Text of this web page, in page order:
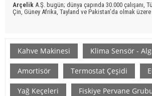
Arçelik A.Ş. bugün; dünya çapında 30.000 çalışanı,
Çin, Güney Afrika, Tayland ve Pakistan’da olmak
tesisi, 32 ülkede 34 satış ve pazarlama ofisi ve 11
Endüstri sektörüne tasarlayan ve üreten lider markalar
Online Yedek Parça
ile uygun ve kaliteli Arçelik
parça ürünlere ulaşabilirsiniz.
Kahve Makinesi Klima Sensör -
Amortisör Termostat Çeşidi
Yağ Keçeleri Fiskiye Pervane